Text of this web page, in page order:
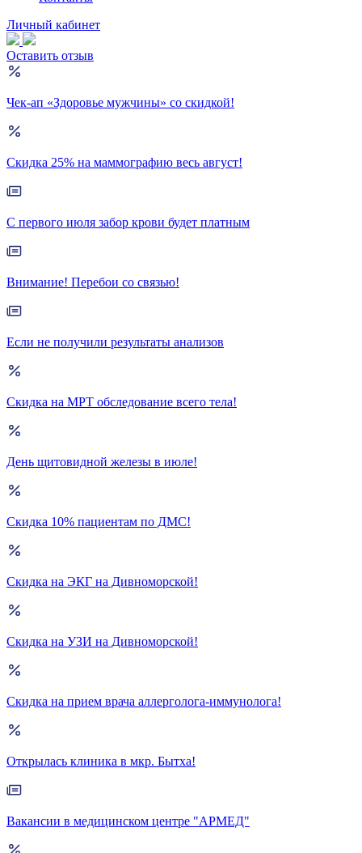
Личный кабинет
Оставить отзыв
Чек-ап «Здоровье мужчины» со скидкой!
Скидка 25% на маммографию весь август!
С первого июля забор крови будет платным
Внимание! Перебои со связью!
Если не получили результаты анализов
Скидка на МРТ обследование всего тела!
День щитовидной железы в июле!
Скидка 10% пациентам по ДМС!
Скидка на ЭКГ на Дивноморской!
Скидка на УЗИ на Дивноморской!
Скидка на прием врача аллерголога-иммунолога!
Открылась клиника в мкр. Бытха!
Вакансии в медицинском центре "АРМЕД"